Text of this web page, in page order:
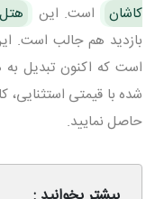
کاشان
است. این
است که اکنون تبدیل
حاصل نمایید.